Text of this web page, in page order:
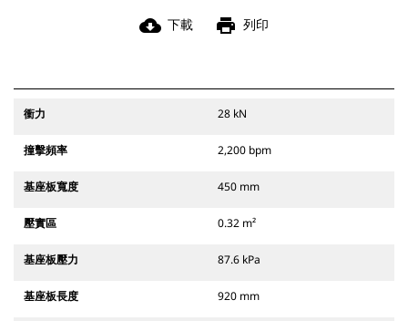
cloud_download 下載 print 列印
衝力 28 kN
撞擊頻率 2,200 bpm
基座板寬度 450 mm
壓實區 0.32 m²
基座板壓力 87.6 kPa
基座板長度 920 mm